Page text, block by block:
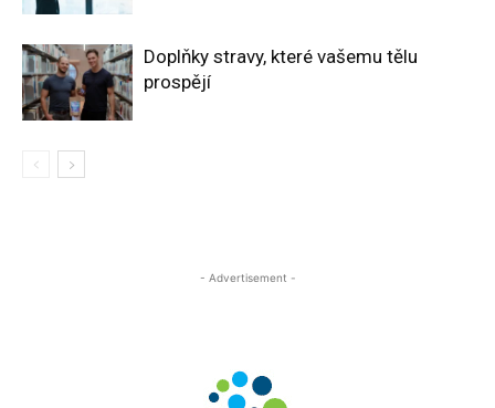
Doplňky stravy, které vašemu tělu
prospějí
- Advertisement -